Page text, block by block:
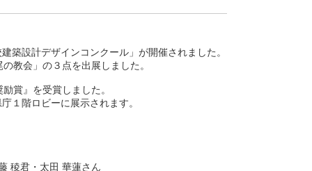
築設計デザインコンクール」が開催されました。
教会」の３点を出展しました。
賞』を受賞しました。
１階ロビーに展示されます。
君・太田 華蓮さん